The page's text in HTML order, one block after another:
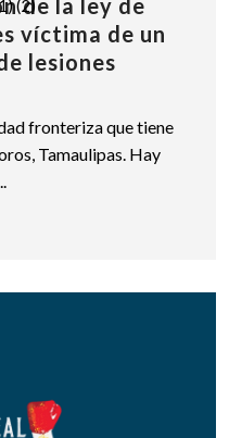
de la ley de
víctima de un
lesiones
fronteriza que tiene
Tamaulipas. Hay